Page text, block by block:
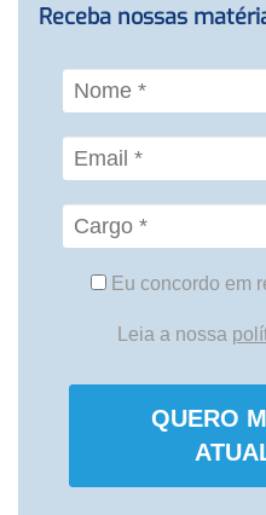
Receba nossas
Eu concordo em
Leia a nossa
QUERO